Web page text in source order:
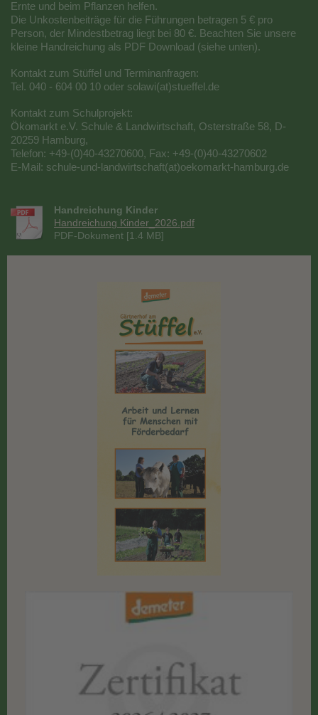
Ernte und beim Pflanzen helfen.
Die Unkostenbeiträge für die Führungen betragen 5 € pro
Person, der Mindestbetrag liegt bei 80 €. Beachten Sie unsere
kleine Handreichung als PDF Download (siehe unten).
Kontakt zum Stüffel und Terminanfragen:
Tel. 040 - 604 00 10 oder solawi(at)stueffel.de
Kontakt zum Schulprojekt:
Ökomarkt e.V. Schule & Landwirtschaft, Osterstraße 58, D-
20259 Hamburg,
Telefon: +49-(0)40-43270600, Fax: +49-(0)40-43270602
E-Mail: schule-und-landwirtschaft(at)oekomarkt-hamburg.de
Handreichung Kinder
Handreichung Kinder_2026.pdf
PDF-Dokument [1.4 MB]